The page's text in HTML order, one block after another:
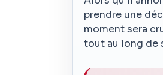
prendre une
moment sera
tout au long de